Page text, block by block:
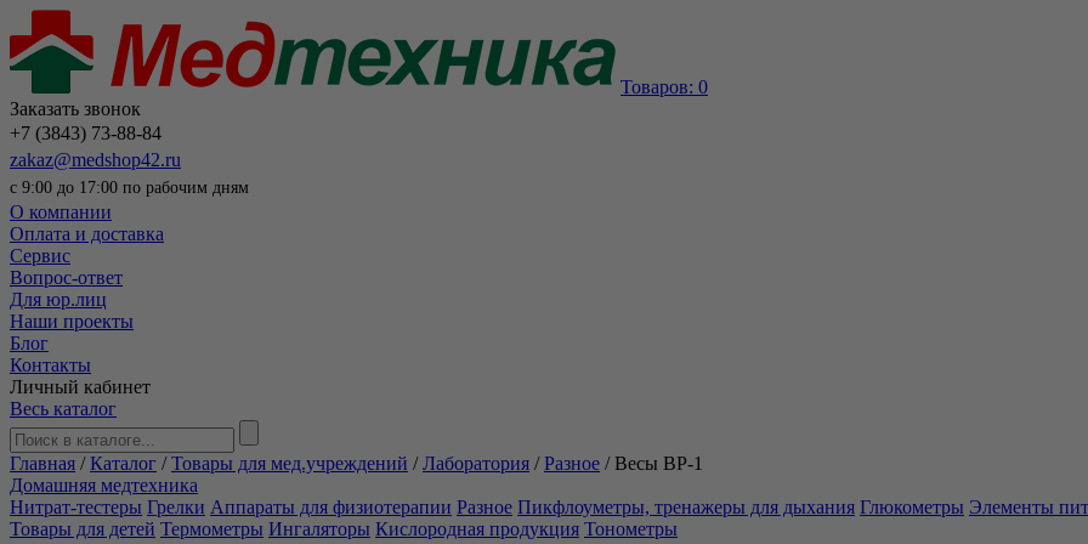
Товаров: 0
Заказать звонок
+7 (3843) 73-88-84
zakaz@medshop42.ru
с 9:00 до 17:00 по рабочим дням
О компании
Оплата и доставка
Сервис
Вопрос-ответ
Для юр.лиц
Наши проекты
Блог
Контакты
Личный кабинет
Весь каталог
Главная /Каталог /Товары для мед.учреждений /Лаборатория /Разное /Весы ВР-1
Домашняя медтехника
Нитрат-тестеры Грелки Аппараты для физиотерапии Разное Пикфлоуметры, тренажеры для дыхания Глюкометры Элементы
Товары для детей Термометры Ингаляторы Кислородная продукция Тонометры